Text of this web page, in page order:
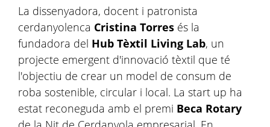
La dissenyadora, docent i patronista
cerdanyolenca Cristina Torres és la
fundadora del Hub Tèxtil Living Lab, un
projecte emergent d'innovació tèxtil que té
l'objectiu de crear un model de consum de
roba sostenible, circular i local. La start up ha
estat reconeguda amb el premi Beca Rotary